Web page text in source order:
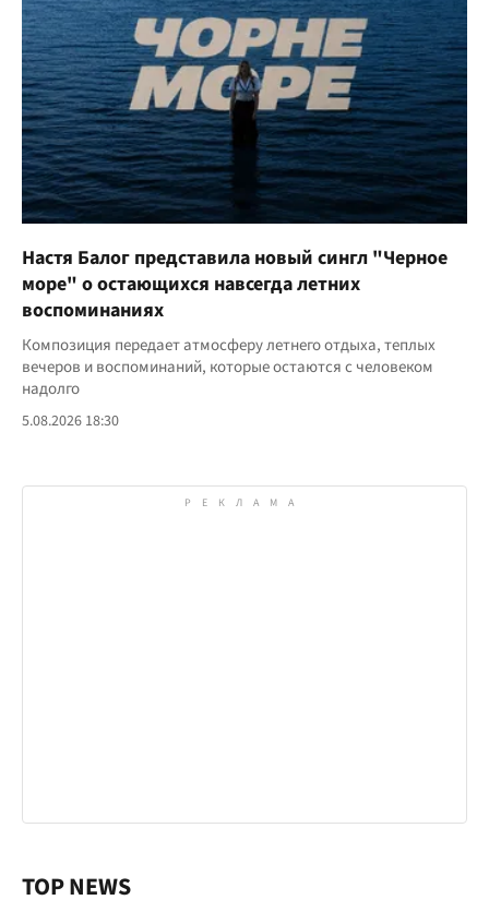
Настя Балог представила новый сингл "Черное
море" о остающихся навсегда летних
воспоминаниях
Композиция передает атмосферу летнего отдыха, теплых
вечеров и воспоминаний, которые остаются с человеком
надолго
5.08.2026 18:30
TOP NEWS